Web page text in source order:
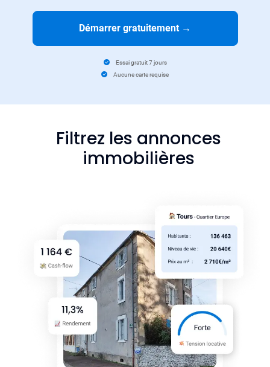
Démarrer gratuitement →
Essai gratuit 7 jours
Aucune carte requise
Filtrez les annonces
immobilières